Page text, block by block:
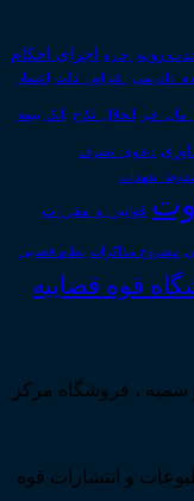
رویه اجاره اجرای احکام
اعتراض_ثالث اعسار
انحلال_نکاح بانک بیمه
دعاوی_تصرف
قوانین_و_مقررات
مشروح مذاکرات نظام قضایی
قوه قضاییه
سمیه ، فروشگاه مرکز
و انتشارات قوه